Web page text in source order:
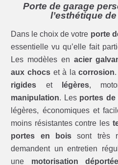
Porte de garage
l’esthétique
Dans le choix de votre porte
essentielle vu qu’elle fait
Les modèles en acier
aux chocset à lacorrosion
rigides et légères,
manipulation. Les portes de
légères, économiques et
moins résistantes contre les
portes en boissont très
demandent un entretien
une motorisation